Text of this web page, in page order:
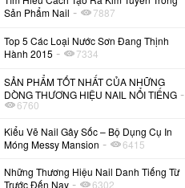
Sản Phẩm Nail - 7887
Top 5 Các Loại Nước Sơn Đang Thịnh
Hành 2015 - 7334
SẢN PHẨM TỐT NHẤT CỦA NHỮNG
DÒNG THƯƠNG HIỆU NAIL NỔI TIẾNG -
6760
Kiểu Vẽ Nail Gây Sốc – Bộ Dụng Cụ In
Móng Messy Mansion - 6415
Những Thương Hiệu Nail Danh Tiếng Từ
Trước Đến Nay - 6302